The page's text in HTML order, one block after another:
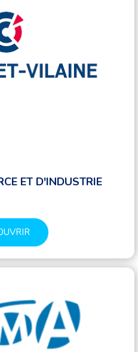
ET D'INDUSTRIE